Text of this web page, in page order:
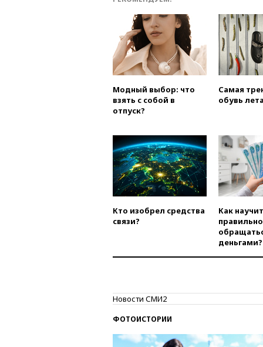
Модный выбор: что
взять с собой в
отпуск?
Самая
обувь
Кто изобрел средства
связи?
Как
правильно
деньгами?
Новости СМИ2
ФОТОИСТОРИИ